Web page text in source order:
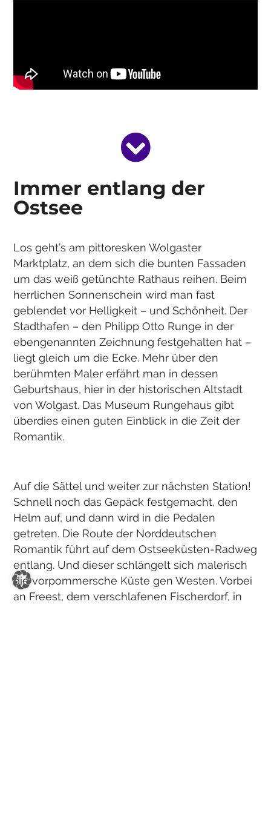
Immer entlang der
Ostsee
Los geht’s am pittoresken Wolgaster
Marktplatz, an dem sich die bunten Fassaden
um das weiß getünchte Rathaus reihen. Beim
herrlichen Sonnenschein wird man fast
geblendet vor Helligkeit – und Schönheit. Der
Stadthafen – den Philipp Otto Runge in der
ebengenannten Zeichnung festgehalten hat –
liegt gleich um die Ecke. Mehr über den
berühmten Maler erfährt man in dessen
Geburtshaus, hier in der historischen Altstadt
von Wolgast. Das Museum Rungehaus gibt
überdies einen guten Einblick in die Zeit der
Romantik.
Auf die Sättel und weiter zur nächsten Station!
Schnell noch das Gepäck festgemacht, den
Helm auf, und dann wird in die Pedalen
getreten. Die Route der Norddeutschen
Romantik führt auf dem Ostseeküsten-Radweg
entlang. Und dieser schlängelt sich malerisch
die vorpommersche Küste gen Westen. Vorbei
an Freest, dem verschlafenen Fischerdorf, in